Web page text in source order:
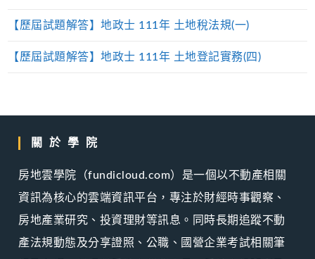
【歷屆試題解答】地政士 111年 土地稅法規(一)
【歷屆試題解答】地政士 111年 土地登記實務(四)
關於學院
房地雲學院（fundicloud.com）是一個以不動產相關
資訊為核心的雲端資訊平台，專注於財經時事觀察、
房地產業研究、投資理財等訊息。同時長期追蹤不動
產法規動態及分享證照、公職、國營企業考試相關筆